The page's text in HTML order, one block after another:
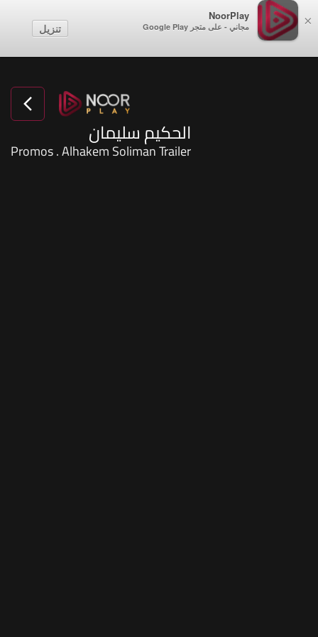
×
NoorPlay
مجاني - على متجر Google Play تنزيل
الحكيم سليمان
Promos . Alhakem Soliman Trailer